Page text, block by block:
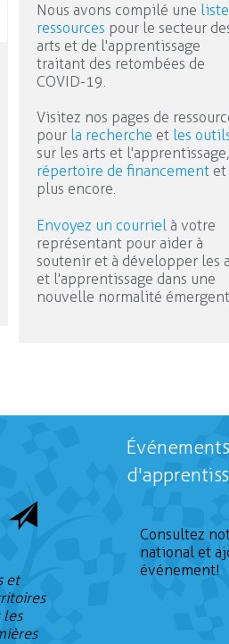
Nous avons compilé une
ressources pour le secteur
arts et de l'apprentissage
traitant des retombées de
COVID-19.
Visitez nos pages de
pour la recherche et les
sur les arts et l'apprentissage,
répertoire de financementet
plus encore.
Envoyez un courrielà votre
représentant pour aider à
soutenir et à développer les
et l'apprentissage dans une
nouvelle normalité
et
les
Consultez
national et
événement!